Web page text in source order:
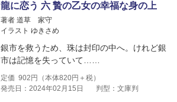
龍に恋う 六 贄の乙女の幸福な身の上
著者 道草 家守
イラスト ゆきさめ
銀市を救うため、珠は封印の中へ。けれど銀
市は記憶を失っていて……
定価 902 円（本体820円＋税）
発売日：2024年02月15日
判型：文庫判